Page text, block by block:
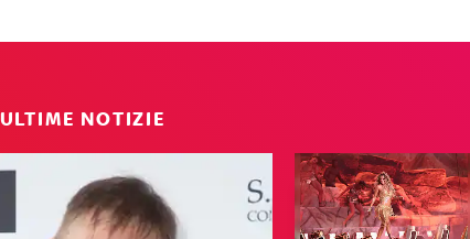
NOTIZIE